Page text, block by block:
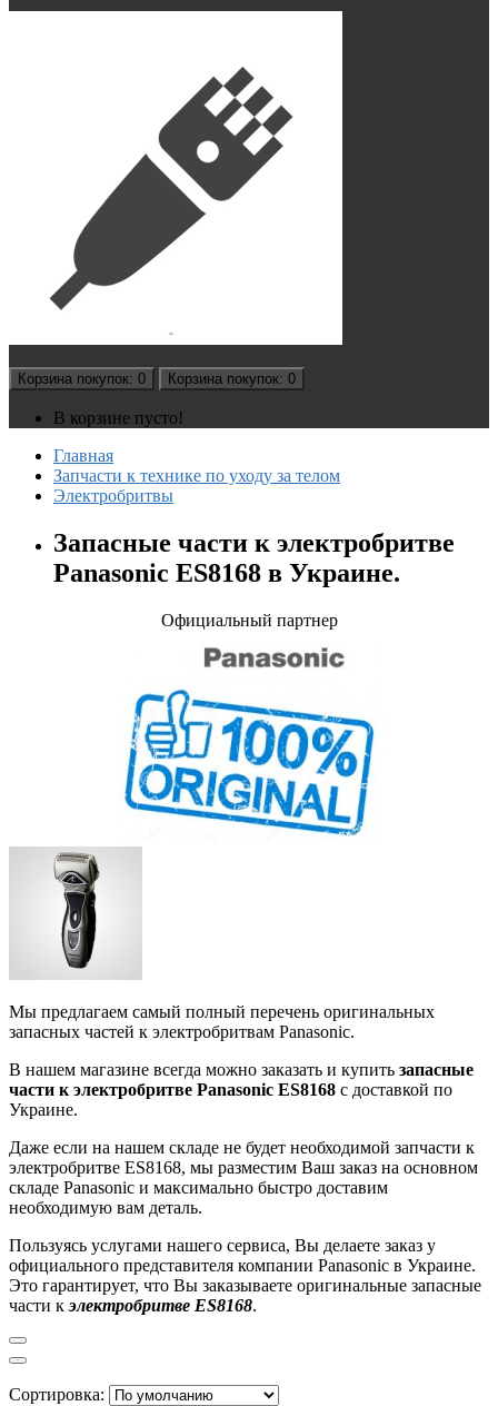
Корзина покупок: 0 Корзина покупок: 0
В корзине пусто!
Главная
Запчасти к технике по уходу за телом
Электробритвы
Запасные части к электробритве
Panasonic ES8168 в Украине.
Официальный партнер
Мы предлагаем самый полный перечень оригинальных
запасных частей к электробритвам Panasonic.
В нашем магазине всегда можно заказать и купить запасные
части к электробритве Panasonic ES8168 с доставкой по
Украине.
Даже если на нашем складе не будет необходимой запчасти к
электробритве ES8168, мы разместим Ваш заказ на основном
складе Panasonic и максимально быстро доставим
необходимую вам деталь.
Пользуясь услугами нашего сервиса, Вы делаете заказ у
официального представителя компании Panasonic в Украине.
Это гарантирует, что Вы заказываете оригинальные запасные
части кэлектробритве ES8168.
Сортировка: